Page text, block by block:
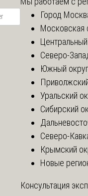
Город
Московская
Северо-
Южный округ
Уральский
Сибирский
Северо-
Крымский
Новые
Консультация